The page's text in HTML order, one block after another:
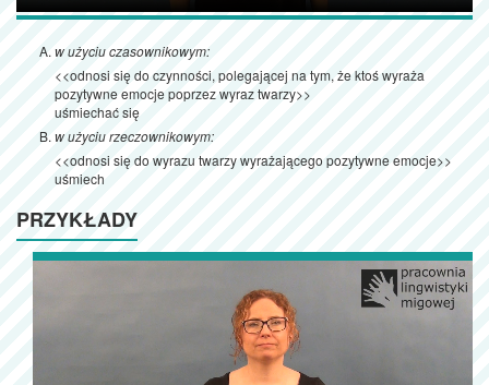
w użyciu czasownikowym:
<<odnosi się do czynności, polegającej na tym, że ktoś wyraża
pozytywne emocje poprzez wyraz twarzy>>
uśmiechać się
w użyciu rzeczownikowym:
<<odnosi się do wyrazu twarzy wyrażającego pozytywne emocje>>
uśmiech
PRZYKŁADY